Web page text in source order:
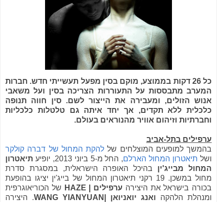
כל 26 דקות בממוצע, מוקם בסין מפעל תעשייתי חדש. חברות
המערב מתבססות על התעוררות הצריכה בסין ועל משאבי
אנוש הזולים, ומעבירה את הייצור לשם. סין חווה תנופה
כלכלית ללא תקדים, אך יחד איתה גם טלטלות כלכליות
וחברתיות וזיהום אוויר מהנוראים בעולם.
ערפילים בתל-אביב
בהמשך למופעים המוצלחים של להקת המחול של דברה קולקר
ושל תיאטרון המחול הארלם, החל מ-5 ביוני 2013, יופיע
תיאטרון
המחול מבייג'ין בהיכל האופרה הישראלית, במסגרת סדרת
מחול במשכן. 19 רקני תיאטרון המחול של בייג'ין יציגו בהופעת
בכורה בישראל את היצירה ערפילים | HAZE
של הכוריאוגרפית
ומנהלת הלהקה ואנג יואניואן |WANG YIANYUAN
. היצירה